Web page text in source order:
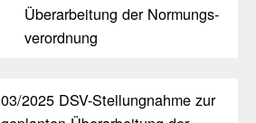
Überar­bei­tung der Normungs­
ver­ord­nung
03/​2025 DSV-Stel­lung­nahme zur